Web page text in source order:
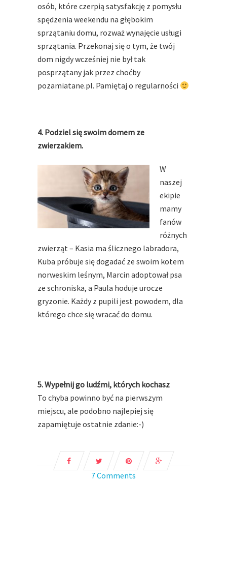
osób, które czerpią satysfakcję z pomysłu
spędzenia weekendu na głębokim
sprzątaniu domu, rozważ wynajęcie usługi
sprzątania. Przekonaj się o tym, że twój
dom nigdy wcześniej nie był tak
posprzątany jak przez choćby
pozamiatane.pl. Pamiętaj o regularności
4. Podziel się swoim domem ze
zwierzakiem.
W
naszej
ekipie
mamy
fanów
różnych
zwierząt – Kasia ma ślicznego labradora,
Kuba próbuje się dogadać ze swoim kotem
norweskim leśnym, Marcin adoptował psa
ze schroniska, a Paula hoduje urocze
gryzonie. Każdy z pupili jest powodem, dla
którego chce się wracać do domu.
5. Wypełnij go ludźmi, których kochasz
To chyba powinno być na pierwszym
miejscu, ale podobno najlepiej się
zapamiętuje ostatnie zdanie:-)
7 Comments